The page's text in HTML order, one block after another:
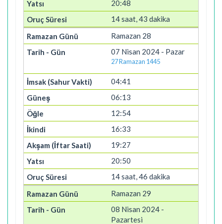
20:48
14 saat, 43 dakika
Ramazan 28
07 Nisan 2024 - Pazar
27 Ramazan 1445
04:41
06:13
12:54
16:33
19:27
20:50
14 saat, 46 dakika
Ramazan 29
08 Nisan 2024 -
Pazartesi